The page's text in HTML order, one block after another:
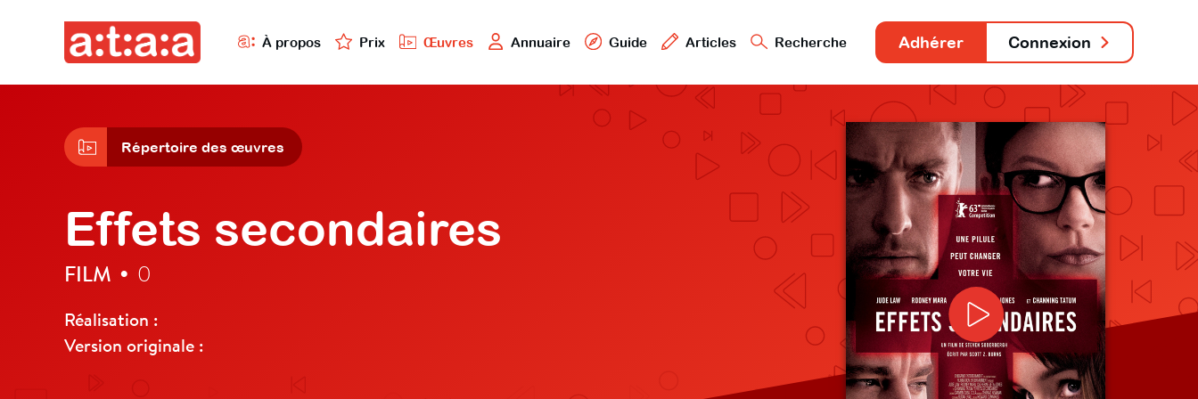
À propos Prix Œuvres Annuaire Guide Articles Recherche Adhérer Connexion
Répertoire des œuvres
Effets secondaires
FILM • 0
Réalisation :
Version originale :